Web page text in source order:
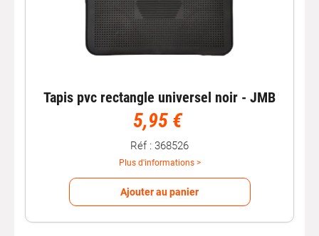
Tapis pvc rectangle universel noir - JMB
5,95 €
Réf : 368526
Plus d'informations >
Ajouter au panier